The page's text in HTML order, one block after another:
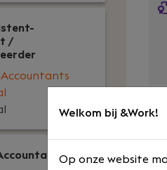
/
Welkom bij &Work!
Op onze website